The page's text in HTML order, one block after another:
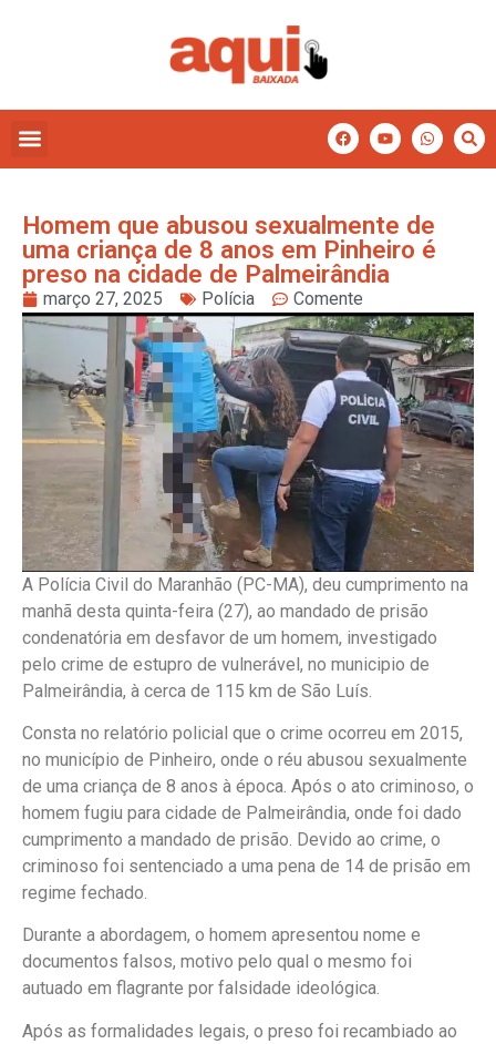
Homem que abusou sexualmente de
uma criança de 8 anos em Pinheiro é
preso na cidade de Palmeirândia
março 27, 2025 Polícia Comente
A Polícia Civil do Maranhão (PC-MA), deu cumprimento na
manhã desta quinta-feira (27), ao mandado de prisão
condenatória em desfavor de um homem, investigado
pelo crime de estupro de vulnerável, no municipio de
Palmeirândia, à cerca de 115 km de São Luís.
Consta no relatório policial que o crime ocorreu em 2015,
no município de Pinheiro, onde o réu abusou sexualmente
de uma criança de 8 anos à época. Após o ato criminoso, o
homem fugiu para cidade de Palmeirândia, onde foi dado
cumprimento a mandado de prisão. Devido ao crime, o
criminoso foi sentenciado a uma pena de 14 de prisão em
regime fechado.
Durante a abordagem, o homem apresentou nome e
documentos falsos, motivo pelo qual o mesmo foi
autuado em flagrante por falsidade ideológica.
Após as formalidades legais, o preso foi recambiado ao